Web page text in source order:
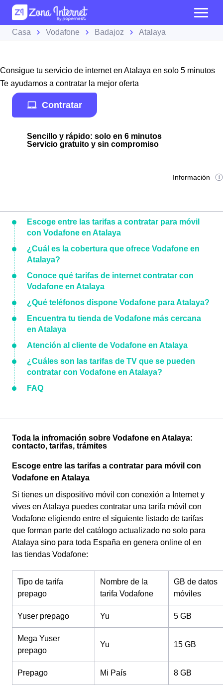
Casa Vodafone Badajoz Atalaya
Consigue tu servicio de internet en Atalaya en solo 5 minutos
Te ayudamos a contratar la mejor oferta
Contratar
Sencillo y rápido: solo en 6 minutos
Servicio gratuito y sin compromiso
Información
Escoge entre las tarifas a contratar para móvil
con Vodafone en Atalaya
¿Cuál es la cobertura que ofrece Vodafone en
Atalaya?
Conoce qué tarifas de internet contratar con
Vodafone en Atalaya
¿Qué teléfonos dispone Vodafone para Atalaya?
Encuentra tu tienda de Vodafone más cercana
en Atalaya
Atención al cliente de Vodafone en Atalaya
¿Cuáles son las tarifas de TV que se pueden
contratar con Vodafone en Atalaya?
FAQ
Toda la infromación sobre Vodafone en Atalaya:
contacto, tarifas, trámites
Escoge entre las tarifas a contratar para móvil con
Vodafone en Atalaya
Si tienes un dispositivo móvil con conexión a Internet y
vives en Atalaya puedes contratar una tarifa móvil con
Vodafone eligiendo entre el siguiente listado de tarifas
que forman parte del catálogo actualizado no solo para
Atalaya sino para toda España en genera online ol en
las tiendas Vodafone:
Tipo de tarifa
prepago
Nombre de la
tarifa Vodafone
GB de datos
móviles
Yuser prepago Yu 5 GB
Mega Yuser
prepago
Yu 15 GB
Prepago Mi País 8 GB